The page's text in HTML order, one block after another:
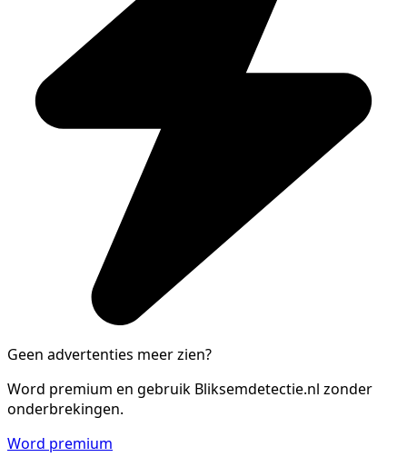
Geen advertenties meer zien?
Word premium en gebruik Bliksemdetectie.nl zonder
onderbrekingen.
Word premium